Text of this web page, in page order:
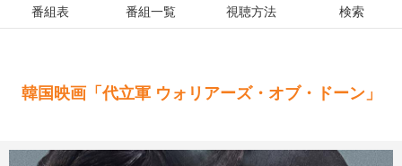
番組表 番組一覧 視聴方法 検索
韓国映画「代立軍 ウォリアーズ・オブ・ドーン」